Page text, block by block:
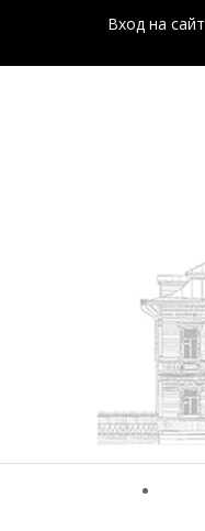
Вход на сайт